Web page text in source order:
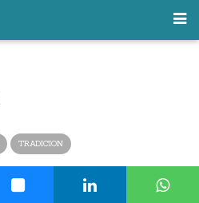
TRADICION